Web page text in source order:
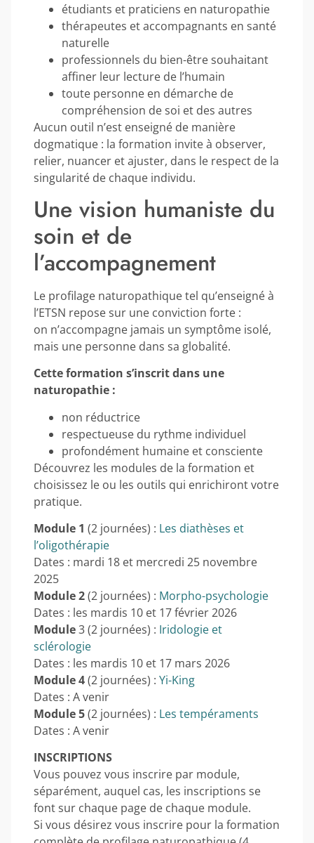
étudiants et praticiens en naturopathie
thérapeutes et accompagnants en santé
naturelle
professionnels du bien-être souhaitant
affiner leur lecture de l’humain
toute personne en démarche de
compréhension de soi et des autres
Aucun outil n’est enseigné de manière
dogmatique : la formation invite à observer,
relier, nuancer et ajuster, dans le respect de la
singularité de chaque individu.
Une vision humaniste du
soin et de
l’accompagnement
Le profilage naturopathique tel qu’enseigné à
l’ETSN repose sur une conviction forte :
on n’accompagne jamais un symptôme isolé,
mais une personne dans sa globalité.
Cette formation s’inscrit dans une
naturopathie :
non réductrice
respectueuse du rythme individuel
profondément humaine et consciente
Découvrez les modules de la formation et
choisissez le ou les outils qui enrichiront votre
pratique.
Module 1 (2 journées) : Les diathèses et
l’oligothérapie
Dates : mardi 18 et mercredi 25 novembre
2025
Module 2(2 journées) : Morpho-psychologie
Dates : les mardis 10 et 17 février 2026
Module3 (2 journées) : Iridologie et
sclérologie
Dates : les mardis 10 et 17 mars 2026
Module 4(2 journées) : Yi-King
Dates : A venir
Module 5(2 journées) : Les tempéraments
Dates : A venir
INSCRIPTIONS
Vous pouvez vous inscrire par module,
séparément, auquel cas, les inscriptions se
font sur chaque page de chaque module.
Si vous désirez vous inscrire pour la formation